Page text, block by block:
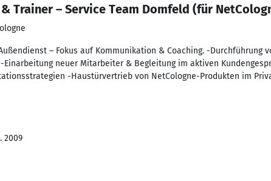
Trainer – Service Team Domfeld (für
– Fokus auf Kommunikation & Coaching. -Durchführung
neuer Mitarbeiter & Begleitung im aktiven
-Haustürvertrieb von NetCologne-Produkten im
2009